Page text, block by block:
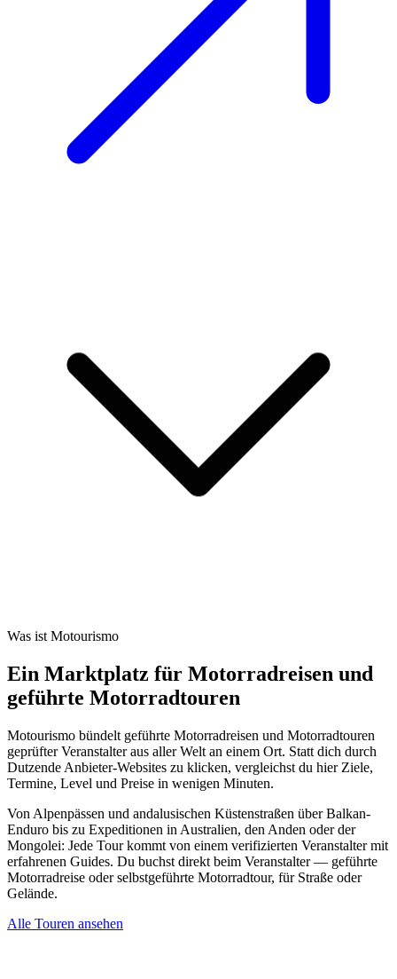
Was ist Motourismo
Ein Marktplatz für Motorradreisen und
geführte Motorradtouren
Motourismo bündelt geführte Motorradreisen und Motorradtouren
geprüfter Veranstalter aus aller Welt an einem Ort. Statt dich durch
Dutzende Anbieter-Websites zu klicken, vergleichst du hier Ziele,
Termine, Level und Preise in wenigen Minuten.
Von Alpenpässen und andalusischen Küstenstraßen über Balkan-
Enduro bis zu Expeditionen in Australien, den Anden oder der
Mongolei: Jede Tour kommt von einem verifizierten Veranstalter mit
erfahrenen Guides. Du buchst direkt beim Veranstalter — geführte
Motorradreise oder selbstgeführte Motorradtour, für Straße oder
Gelände.
Alle Touren ansehen